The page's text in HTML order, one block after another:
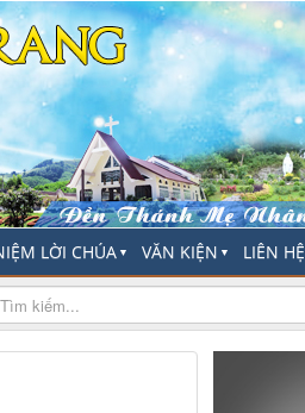
LỜI CHÚA ▼ VĂN KIỆN ▼ LIÊN HỆ